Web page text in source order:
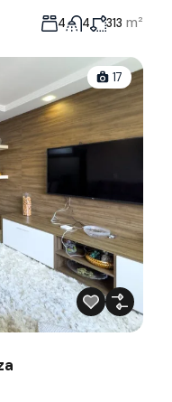
4 4 313 m²
17